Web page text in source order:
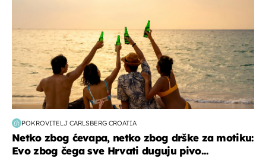
POKROVITELJ CARLSBERG CROATIA
Netko zbog ćevapa, netko zbog drške za motiku:
Evo zbog čega sve Hrvati duguju pivo...